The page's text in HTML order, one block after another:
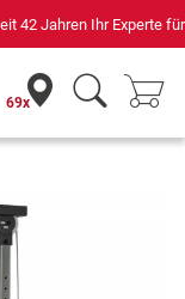
69x